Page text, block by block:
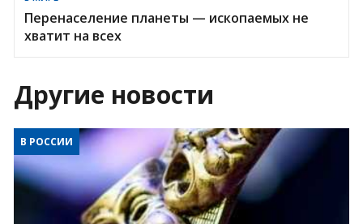
Перенаселение планеты — ископаемых не
хватит на всех
Другие новости
В РОССИИ